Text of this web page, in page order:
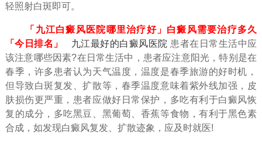
轻照射白斑即可。
「九江白癜风医院哪里治疗好」白癜风需要治疗多久
「今日排名」
九江最好的白癜风医院 患者在日常生活中应
该注意哪些因素?在日常生活中，患者应注意阳光，特别是在
春季，许多患者认为天气温度，温度是春季旅游的好时机，
但导致白斑复发、扩散等，春季温度意味着紫外线加强，皮
肤损伤更严重，患者应做好日常保护，多吃有利于白癜风恢
复的成分，多吃黑豆、黑葡萄、香蕉等食物，有利于黑色素
合成，如发现白癜风复发、扩散迹象，应及时就医!